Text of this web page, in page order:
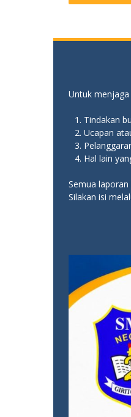
Untuk
Tindakan
Ucapan
Hal lain
Semua
Silakan isi